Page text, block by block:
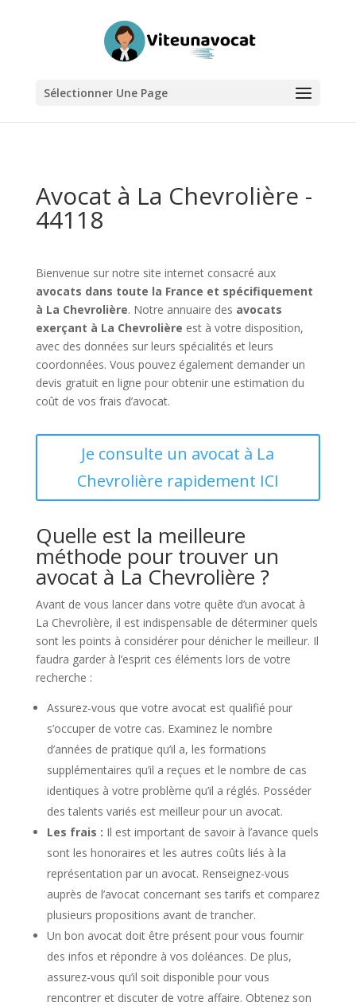
Sélectionner Une Page
Avocat à La Chevrolière -
44118
Bienvenue sur notre site internet consacré aux
avocats dans toute la France et spécifiquement
à La Chevrolière. Notre annuaire des avocats
exerçant à La Chevrolière est à votre disposition,
avec des données sur leurs spécialités et leurs
coordonnées. Vous pouvez également demander un
devis gratuit en ligne pour obtenir une estimation du
coût de vos frais d’avocat.
Je consulte un avocat à La
Chevrolière rapidement ICI
Quelle est la meilleure
méthode pour trouver un
avocat à La Chevrolière ?
Avant de vous lancer dans votre quête d’un avocat à
La Chevrolière, il est indispensable de déterminer quels
sont les points à considérer pour dénicher le meilleur. Il
faudra garder à l’esprit ces éléments lors de votre
recherche :
Assurez-vous que votre avocat est qualifié pour
s’occuper de votre cas. Examinez le nombre
d’années de pratique qu’il a, les formations
supplémentaires qu’il a reçues et le nombre de cas
identiques à votre problème qu’il a réglés. Posséder
des talents variés est meilleur pour un avocat.
Les frais : Il est important de savoir à l’avance quels
sont les honoraires et les autres coûts liés à la
représentation par un avocat. Renseignez-vous
auprès de l’avocat concernant ses tarifs et comparez
plusieurs propositions avant de trancher.
Un bon avocat doit être présent pour vous fournir
des infos et répondre à vos doléances. De plus,
assurez-vous qu’il soit disponible pour vous
rencontrer et discuter de votre affaire. Obtenez son